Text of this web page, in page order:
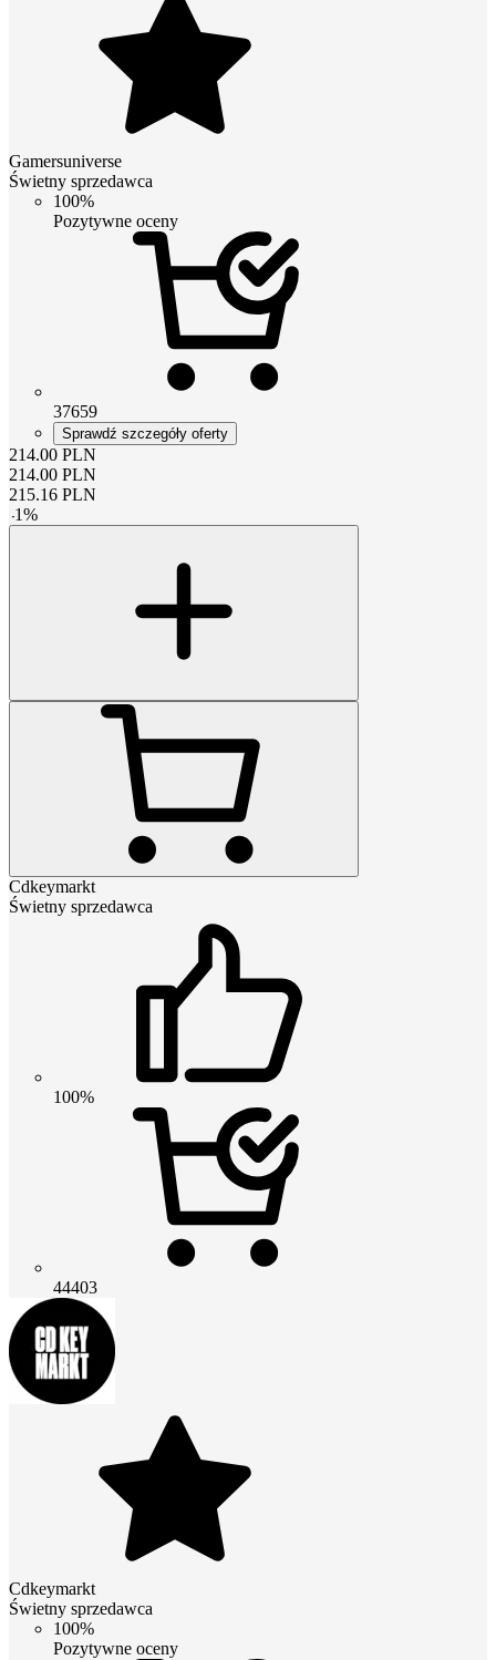
Gamersuniverse
Świetny sprzedawca
100%
Pozytywne oceny
37659
Sprawdź szczegóły oferty
214.00 PLN
214.00 PLN
215.16 PLN
-1%
Cdkeymarkt
Świetny sprzedawca
100%
44403
Cdkeymarkt
Świetny sprzedawca
100%
Pozytywne oceny